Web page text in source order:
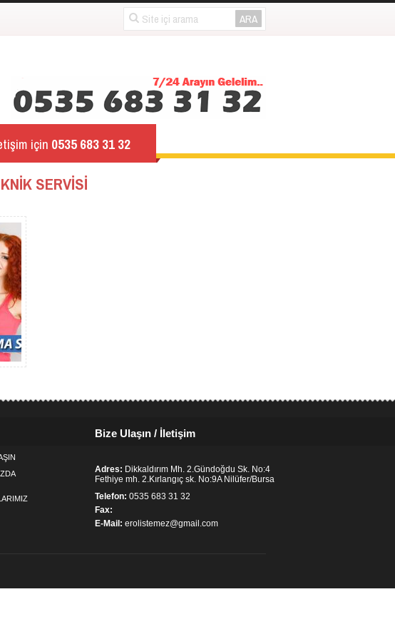
için 0535 683 31 32
SERVİSİ
Bize Ulaşın / İletişim
Adres: Dikkaldırım Mh. 2.Gündoğdu Sk. No:4
Fethiye mh. 2.Kırlangıç sk. No:9A Nilüfer/Bursa
Telefon: 0535 683 31 32
Fax:
E-Mail: erolistemez@gmail.com